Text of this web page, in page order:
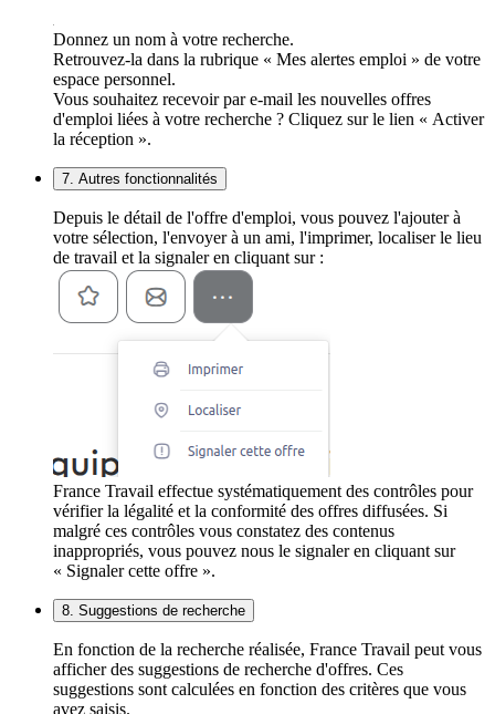
Donnez un nom à votre recherche.
Retrouvez-la dans la rubrique « Mes alertes emploi » de votre
espace personnel.
Vous souhaitez recevoir par e-mail les nouvelles offres
d'emploi liées à votre recherche ? Cliquez sur le lien « Activer
la réception ».
7. Autres fonctionnalités
Depuis le détail de l'offre d'emploi, vous pouvez l'ajouter à
votre sélection, l'envoyer à un ami, l'imprimer, localiser le lieu
de travail et la signaler en cliquant sur :
France Travail effectue systématiquement des contrôles pour
vérifier la légalité et la conformité des offres diffusées. Si
malgré ces contrôles vous constatez des contenus
inappropriés, vous pouvez nous le signaler en cliquant sur
« Signaler cette offre ».
8. Suggestions de recherche
En fonction de la recherche réalisée, France Travail peut vous
afficher des suggestions de recherche d'offres. Ces
suggestions sont calculées en fonction des critères que vous
avez saisis.